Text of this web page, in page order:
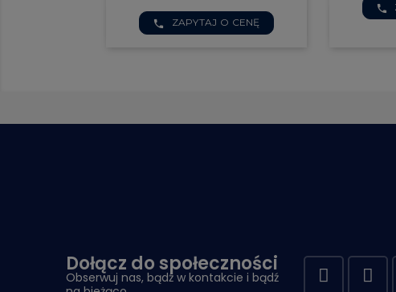
ZAPYTAJ O CENĘ
Szybki podgląd
Dołącz do społeczności
Obserwuj nas, bądź w kontakcie i bądź